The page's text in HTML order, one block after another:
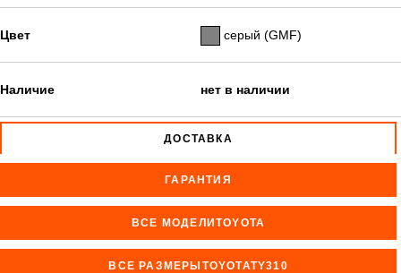
Цвет серый (GMF)
Наличие нет в наличии
ДОСТАВКА
ГАРАНТИЯ
ВСЕ МОДЕЛИTOYOTA
ВСЕ РАЗМЕРЫTOYOTATY310